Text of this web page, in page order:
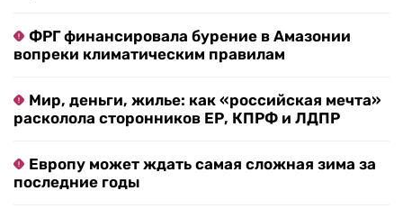
ФРГ финансировала бурение в Амазонии
вопреки климатическим правилам
Мир, деньги, жилье: как «российская мечта»
расколола сторонников ЕР, КПРФ и ЛДПР
Европу может ждать самая сложная зима за
последние годы